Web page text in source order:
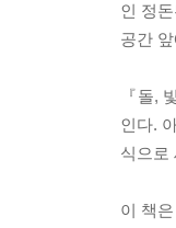
인 정
공간
『돌,
인다.
식으로
이 책